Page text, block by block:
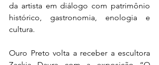
da artista em diálogo com patrimônio
histórico, gastronomia, enologia e
cultura.
Ouro Preto volta a receber a escultora